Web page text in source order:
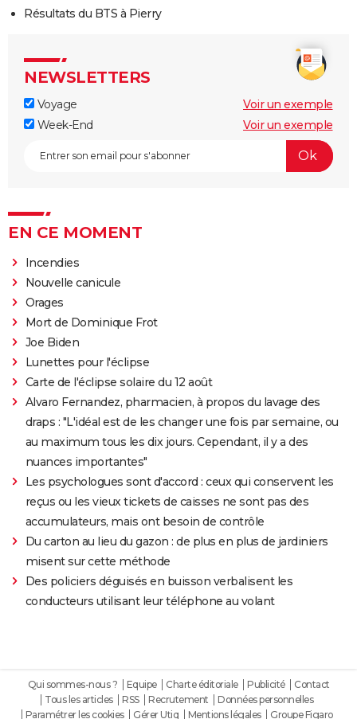
Résultats du BTS à Pierry
NEWSLETTERS
Voyage
Voir un exemple
Week-End
Voir un exemple
EN CE MOMENT
Incendies
Nouvelle canicule
Orages
Mort de Dominique Frot
Joe Biden
Lunettes pour l'éclipse
Carte de l'éclipse solaire du 12 août
Alvaro Fernandez, pharmacien, à propos du lavage des
draps : "L'idéal est de les changer une fois par semaine, ou
au maximum tous les dix jours. Cependant, il y a des
nuances importantes"
Les psychologues sont d'accord : ceux qui conservent les
reçus ou les vieux tickets de caisses ne sont pas des
accumulateurs, mais ont besoin de contrôle
Du carton au lieu du gazon : de plus en plus de jardiniers
misent sur cette méthode
Des policiers déguisés en buisson verbalisent les
conducteurs utilisant leur téléphone au volant
Qui sommes-nous ? Equipe Charte éditoriale Publicité
Contact
Tous les articles
RSS Recrutement
Données personnelles
Paramétrer les cookies
Gérer Utiq Mentions légales Groupe Figaro